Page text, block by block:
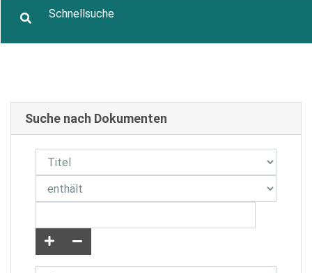
Suche nach Dokumenten